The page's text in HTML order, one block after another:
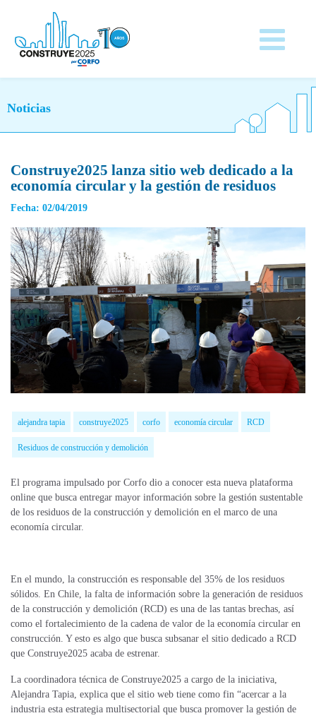
Noticias
Construye2025 lanza sitio web dedicado a la
economía circular y la gestión de residuos
Fecha: 02/04/2019
alejandra tapia construye2025 corfo economía circular RCD
Residuos de construcción y demolición
El programa impulsado por Corfo dio a conocer esta nueva plataforma
online que busca entregar mayor información sobre la gestión sustentable
de los residuos de la construcción y demolición en el marco de una
economía circular.
En el mundo, la construcción es responsable del 35% de los residuos
sólidos. En Chile, la falta de información sobre la generación de residuos
de la construcción y demolición (RCD) es una de las tantas brechas, así
como el fortalecimiento de la cadena de valor de la economía circular en
construcción. Y esto es algo que busca subsanar el sitio dedicado a RCD
que Construye2025 acaba de estrenar.
La coordinadora técnica de Construye2025 a cargo de la iniciativa,
Alejandra Tapia, explica que el sitio web tiene como fin “acercar a la
industria esta estrategia multisectorial que busca promover la gestión de